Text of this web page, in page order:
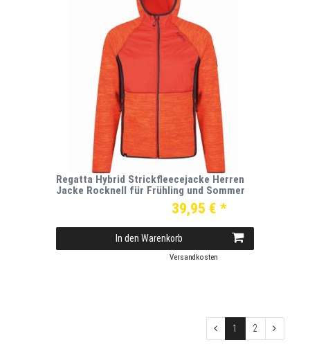
Regatta Hybrid Strickfleecejacke Herren
Jacke Rocknell für Frühling und Sommer
39,95 € *
In den Warenkorb
Versandkosten
1 2